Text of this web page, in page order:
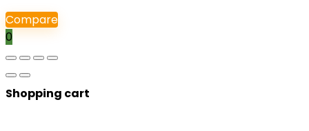
Compare
0
Shopping cart